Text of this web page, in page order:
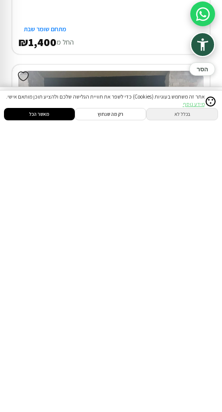
הזמנות הודעות התחבר
מתחם שומר שבת
החל מ₪1,400
אתר זה משתמש בעוגיות (Cookies) כדי לשפר את חוויית הגלישה שלכם ולהציע תוכן מותאם אישי.
מידע נוסף
בכלל לא רק מה שנחוץ מאשר הכל
סיוע בהזמנה
הסר